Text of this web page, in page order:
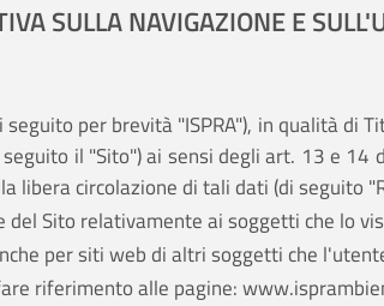
SULLA NAVIGAZIONE E
per brevità "ISPRA"), in qualità
il "Sito") ai sensi degli art. 13 e
libera circolazione di tali dati (di seguito
Sito relativamente ai soggetti che lo
per siti web di altri soggetti che
riferimento alle pagine: